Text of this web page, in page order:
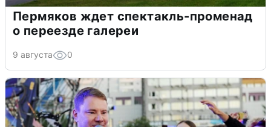
Пермяков ждет спектакль-променад
о переезде галереи
9 августа 0